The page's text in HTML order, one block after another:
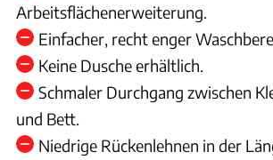
Arbeitsflächenerweiterung.
Einfacher, recht enger
Keine Dusche erhältlich.
Schmaler Durchgang zwischen
und Bett.
Niedrige Rückenlehnen in der